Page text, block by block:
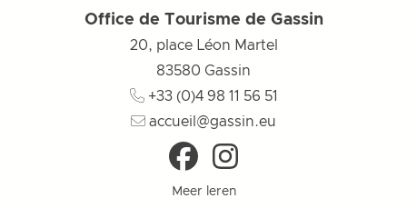
Office de Tourisme de Gassin
20, place Léon Martel
83580 Gassin
+33 (0)4 98 11 56 51
accueil@gassin.eu
Meer leren